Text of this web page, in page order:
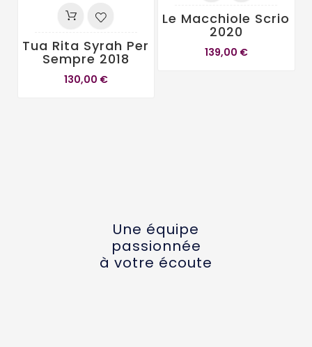
Tua Rita Syrah Per
Sempre 2018
130,00 €
Le Macchiole Scrio
2020
139,00 €
Une équipe
passionnée
à votre écoute